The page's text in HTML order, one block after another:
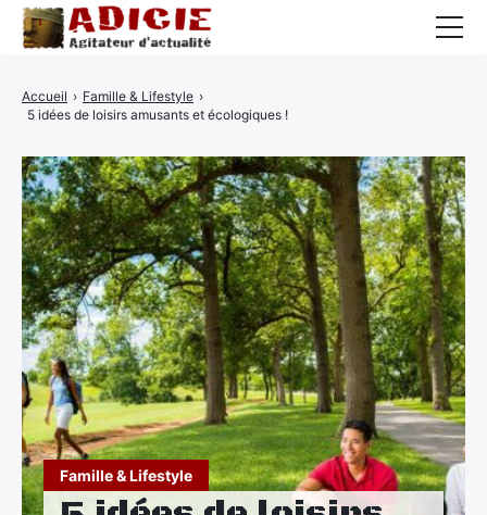
Famille & Lifestyle
Accueil › Famille & Lifestyle ›
5 idées de loisirs amusants et écologiques !
Business
Cuisine
Culture
Finance
France
High-Tech
Insolite
Lifestyle
Maison